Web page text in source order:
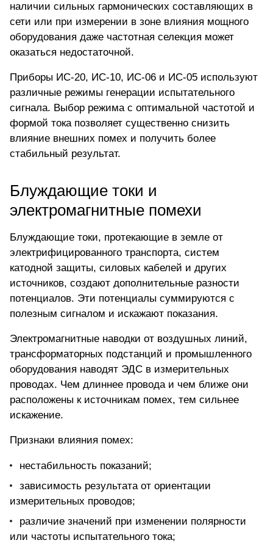
наличии сильных гармонических составляющих в
сети или при измерении в зоне влияния мощного
оборудования даже частотная селекция может
оказаться недостаточной.
Приборы ИС-20, ИС-10, ИС-06 и ИС-05 используют
различные режимы генерации испытательного
сигнала. Выбор режима с оптимальной частотой и
формой тока позволяет существенно снизить
влияние внешних помех и получить более
стабильный результат.
Блуждающие токи и
электромагнитные помехи
Блуждающие токи, протекающие в земле от
электрифицированного транспорта, систем
катодной защиты, силовых кабелей и других
источников, создают дополнительные разности
потенциалов. Эти потенциалы суммируются с
полезным сигналом и искажают показания.
Электромагнитные наводки от воздушных линий,
трансформаторных подстанций и промышленного
оборудования наводят ЭДС в измерительных
проводах. Чем длиннее провода и чем ближе они
расположены к источникам помех, тем сильнее
искажение.
Признаки влияния помех:
нестабильность показаний;
зависимость результата от ориентации
измерительных проводов;
различие значений при изменении полярности
или частоты испытательного тока;